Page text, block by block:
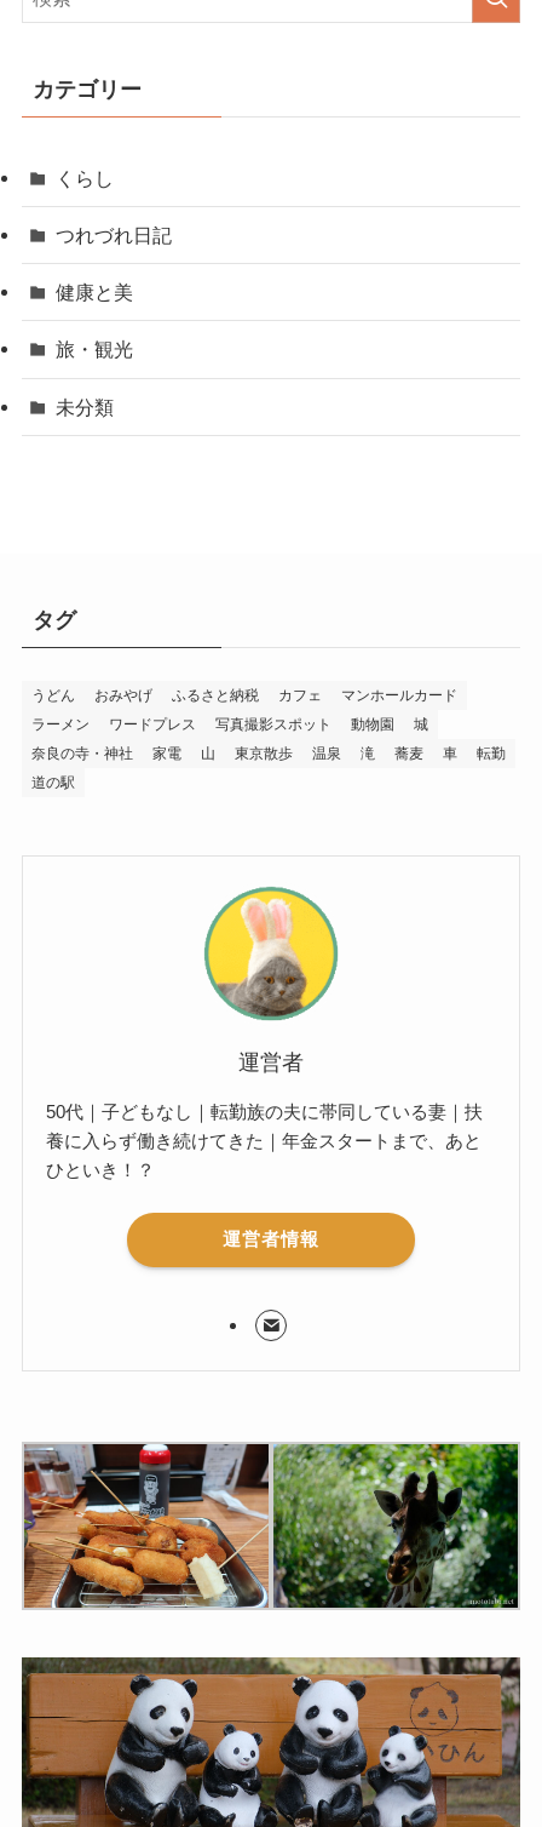
カテゴリー
くらし
つれづれ日記
健康と美
旅・観光
未分類
タグ
うどん おみやげ ふるさと納税 カフェ
マンホールカード
ラーメン
ワードプレス 写真撮影スポット 動物園
城
奈良の寺・神社
家電 山 東京散歩 温泉 滝 蕎麦 車
転勤
道の駅
運営者
50代｜子どもなし｜転勤族の夫に帯同している妻｜扶
養に入らず働き続けてきた｜年金スタートまで、あと
ひといき！？
運営者情報